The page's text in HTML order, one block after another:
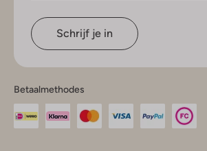
Schrijf je in
Betaalmethodes